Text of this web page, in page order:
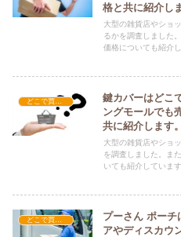
格と共に紹介し
大型の雑貨店やショ
るかを調査しました
価格についても紹介
鍵カバーはどこ
ングモールでも
共に紹介します。
大型の雑貨店やショ
を調査しました。ま
いても紹介していま
プーさん ポーチ
アやディスカウ